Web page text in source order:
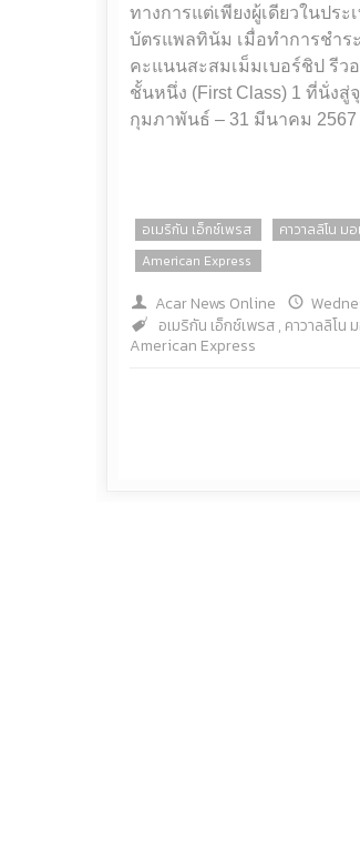
ทางการแต่เพียงผู้เดียวในปร
บัตรแพลทินัม เมื่อทำการชำร
คะแนนสะสมเม็มเบอร์ชิป รีว
ชั้นหนึ่ง (First Class) 1 ที่นั่ง
กุมภาพันธ์ – 31 มีนาคม 2567
อเมริกัน เอ็กซ์เพรส คาวาลลิโน ม
American Express
Acar News Online
อเมริกัน เอ็กซ์เพรส , คาวาลลิโน
American Express